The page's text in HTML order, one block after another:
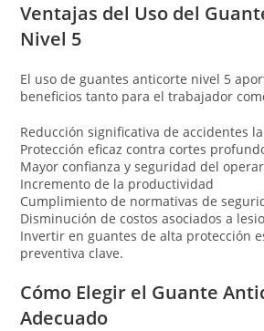
Ventajas del Uso del
Nivel 5
El uso de guantes anticorte nivel 5
beneficios tanto para el trabajador
Reducción significativa de accidentes
Protección eficaz contra cortes
Mayor confianza y seguridad del
Incremento de la productividad
Cumplimiento de normativas de
Disminución de costos asociados a
Invertir en guantes de alta protección
preventiva clave.
Cómo Elegir el Guante
Adecuado